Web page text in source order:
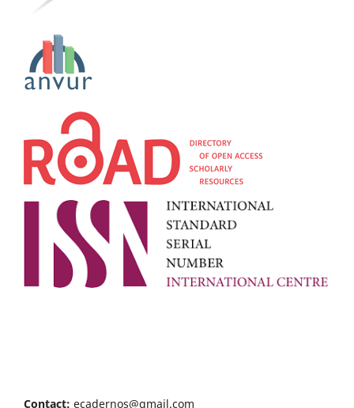
Contact: ecadernos@gmail.com